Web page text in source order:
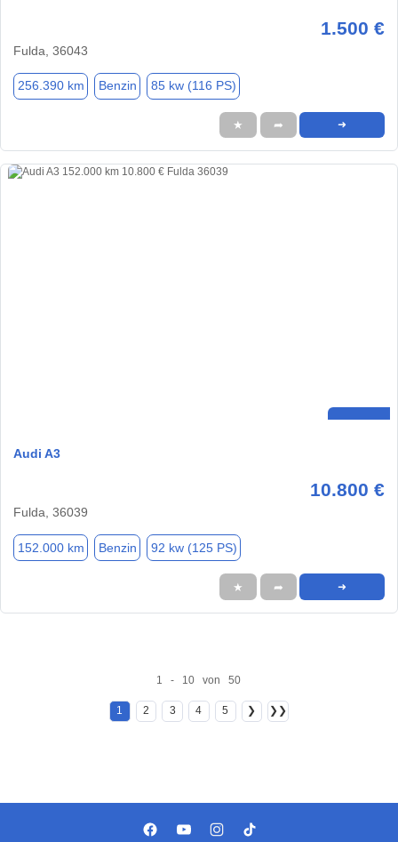
1.500 €
Fulda, 36043
256.390 km Benzin 85 kw (116 PS)
★ ➦ ➜
Audi A3
10.800 €
Fulda, 36039
152.000 km Benzin 92 kw (125 PS)
★ ➦ ➜
1 - 10 von 50
1 2 3 4 5 ❯ ❯❯